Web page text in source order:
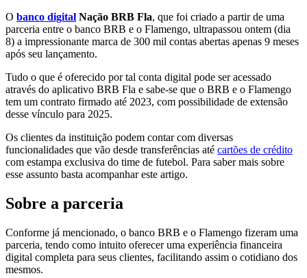
O banco digital Nação BRB Fla, que foi criado a partir de uma
parceria entre o banco BRB e o Flamengo, ultrapassou ontem (dia
8) a impressionante marca de 300 mil contas abertas apenas 9 meses
após seu lançamento.
Tudo o que é oferecido por tal conta digital pode ser acessado
através do aplicativo BRB Fla e sabe-se que o BRB e o Flamengo
tem um contrato firmado até 2023, com possibilidade de extensão
desse vínculo para 2025.
Os clientes da instituição podem contar com diversas
funcionalidades que vão desde transferências até cartões de crédito
com estampa exclusiva do time de futebol. Para saber mais sobre
esse assunto basta acompanhar este artigo.
Sobre a parceria
Conforme já mencionado, o banco BRB e o Flamengo fizeram uma
parceria, tendo como intuito oferecer uma experiência financeira
digital completa para seus clientes, facilitando assim o cotidiano dos
mesmos.